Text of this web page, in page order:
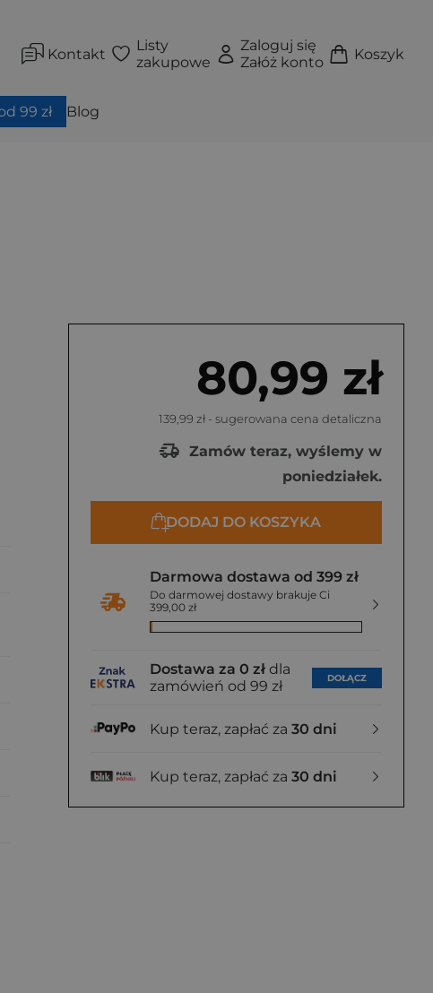
Kontakt
Listy
zakupowe
Zaloguj się
Załóż konto
Koszyk
99 zł Blog
80,99 zł
139,99 zł - sugerowana cena detaliczna
Zamów teraz, wyślemy w
poniedziałek.
DODAJ DO KOSZYKA
Darmowa dostawa od 399 zł
Do darmowej dostawy brakuje Ci
399,00 zł
Dostawa za 0 zł dla
zamówień od 99 zł
DOŁĄCZ
Kup teraz, zapłać za 30 dni
Kup teraz, zapłać za 30 dni